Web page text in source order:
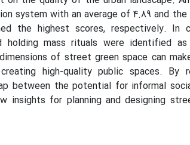
system with an average of 4.89 and
the highest scores, respectively. In
holding mass rituals were identified
of street green space can
high-quality public spaces.
between the potential for informal
insights for planning and designing